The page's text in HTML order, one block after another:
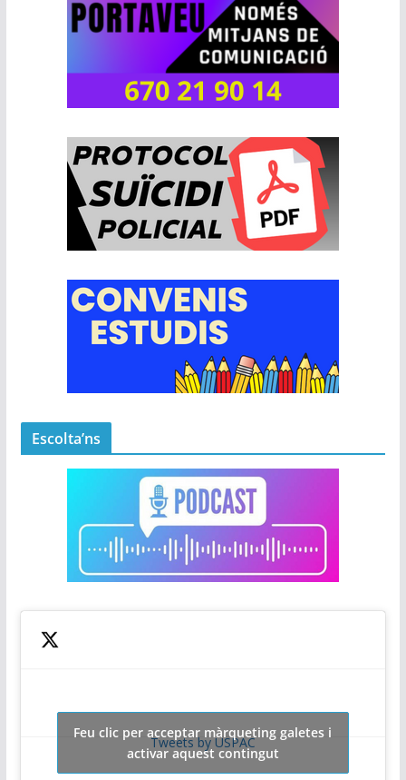
Escolta’ns
Tweets by USPAC
Feu clic per acceptar màrqueting galetes i
activar aquest contingut